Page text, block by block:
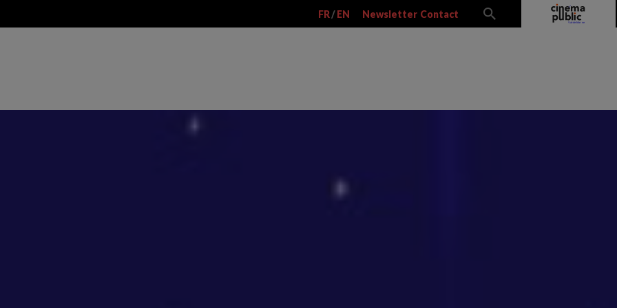
FR / EN Newsletter Contact